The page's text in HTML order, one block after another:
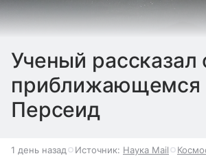
Ученый рассказал
приближающемся
Персеид
1 день назад Источник: Наука Mail